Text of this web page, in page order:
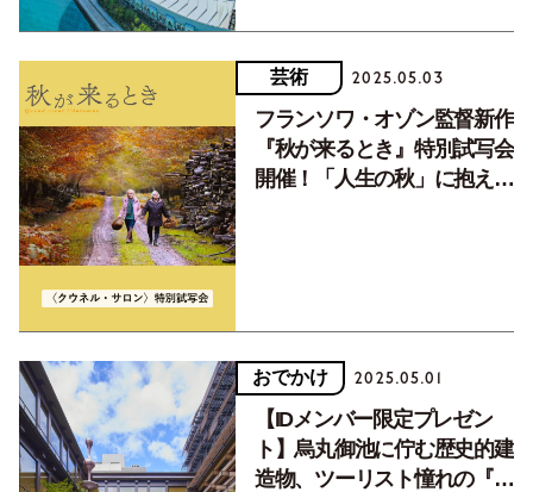
芸術 2025.05.03
フランソワ・オゾン監督新作
『秋が来るとき』特別試写会
開催！「人生の秋」に抱えた
おでかけ 2025.05.01
【IDメンバー限定プレゼン
ト】烏丸御池に佇む歴史的建
造物、ツーリスト憧れの『エ